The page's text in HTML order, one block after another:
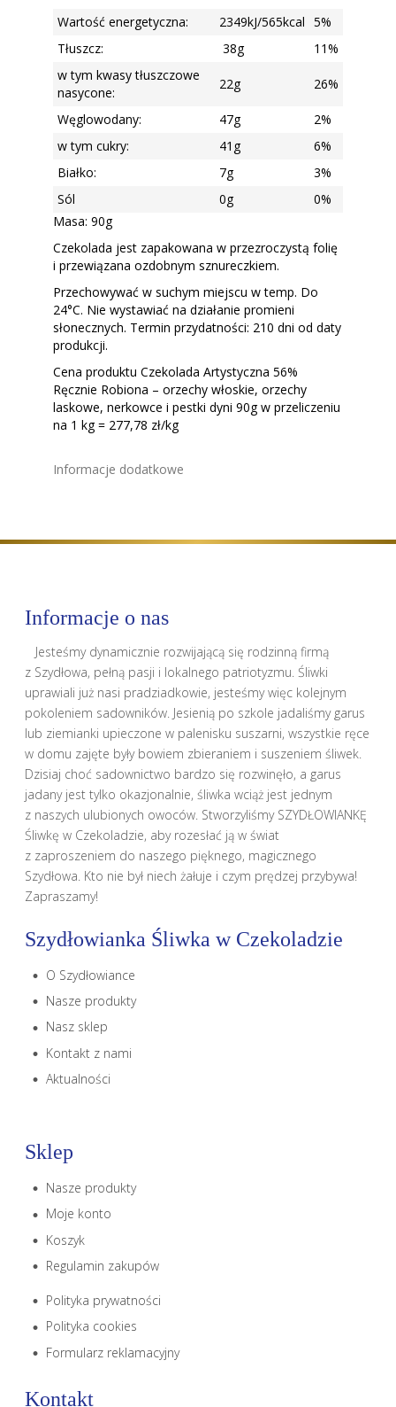
Wartość energetyczna:
2349kJ/565kcal 5%
Tłuszcz:
38g
11%
w tym kwasy tłuszczowe
nasycone:
22g 26%
Węglowodany: 47g
2%
w tym cukry:
41g
6%
Białko:
7g
3%
Sól
0g
0%
Masa: 90g
Czekolada jest zapakowana w przezroczystą folię
i przewiązana ozdobnym sznureczkiem.
Przechowywać w suchym miejscu w temp. Do
24°C. Nie wystawiać na działanie promieni
słonecznych. Termin przydatności: 210 dni od daty
produkcji.
Cena produktu Czekolada Artystyczna 56%
Ręcznie Robiona – orzechy włoskie, orzechy
laskowe, nerkowce i pestki dyni 90g w przeliczeniu
na 1 kg = 277,78 zł/kg
Informacje dodatkowe
Informacje o nas
Jesteśmy dynamicznie rozwijającą się rodzinną firmą
z Szydłowa, pełną pasji i lokalnego patriotyzmu. Śliwki
uprawiali już nasi pradziadkowie, jesteśmy więc kolejnym
pokoleniem sadowników. Jesienią po szkole jadaliśmy garus
lub ziemianki upieczone w palenisku suszarni, wszystkie ręce
w domu zajęte były bowiem zbieraniem i suszeniem śliwek.
Dzisiaj choć sadownictwo bardzo się rozwinęło, a garus
jadany jest tylko okazjonalnie, śliwka wciąż jest jednym
z naszych ulubionych owoców. Stworzyliśmy SZYDŁOWIANKĘ
Śliwkę w Czekoladzie, aby rozesłać ją w świat
z zaproszeniem do naszego pięknego, magicznego
Szydłowa. Kto nie był niech żałuje i czym prędzej przybywa!
Zapraszamy!
Szydłowianka Śliwka w Czekoladzie
O Szydłowiance
Nasze produkty
Nasz sklep
Kontakt z nami
Aktualności
Sklep
Nasze produkty
Moje konto
Koszyk
Regulamin zakupów
Polityka prywatności
Polityka cookies
Formularz reklamacyjny
Kontakt